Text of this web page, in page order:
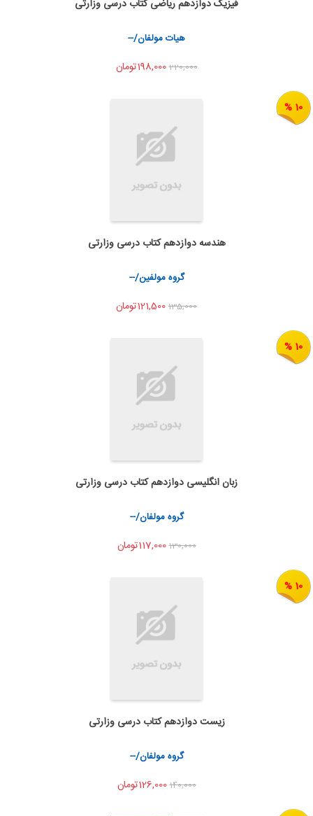
اضافه به سبد خرید
اشتراک گذاری
فیزیک دوازدهم ریاضی کتاب درسی وزارتی
هیات مولفان/--
220,000198,000تومان
10 %
اضافه به سبد خرید
اشتراک گذاری
هندسه دوازدهم کتاب درسی وزارتی
گروه مولفین/--
135,000
10 %
به من اطلاع بده
اشتراک گذاری
زبان انگلیسی دوازدهم کتاب درسی وزارتی
گروه مولفان/--
130,000117,000تومان
10 %
به من اطلاع بده
اشتراک گذاری
زیست دوازدهم کتاب درسی وزارتی
گروه مولفان/--
140,000126,000تومان